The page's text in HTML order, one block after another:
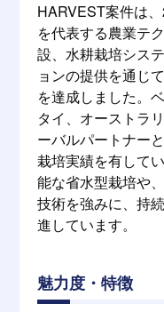
HARVEST案件は
を代表する農業テ
設、水耕栽培シス
ョンの提供を通じ
を達成しました。
タイ、オーストラ
ーバルパートナー
栽培実績を有して
能な省水型栽培や
技術を強みに、持
進しています。
魅力度・特徴